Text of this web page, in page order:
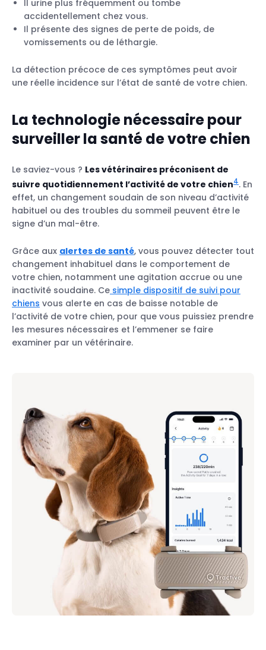
Il urine plus fréquemment ou tombe
accidentellement chez vous.
Il présente des signes de perte de poids, de
vomissements ou de léthargie.
La détection précoce de ces symptômes peut avoir
une réelle incidence sur l’état de santé de votre chien.
La technologie nécessaire pour
surveiller la santé de votre chien
Le saviez-vous ? Les vétérinaires préconisent de
suivre quotidiennement l’activité de votre chien4. En
effet, un changement soudain de son niveau d’activité
habituel ou des troubles du sommeil peuvent être le
signe d’un mal-être.
Grâce aux alertes de santé, vous pouvez détecter tout
changement inhabituel dans le comportement de
votre chien, notamment une agitation accrue ou une
inactivité soudaine. Ce simple dispositif de suivi pour
chiens vous alerte en cas de baisse notable de
l’activité de votre chien, pour que vous puissiez prendre
les mesures nécessaires et l’emmener se faire
examiner par un vétérinaire.